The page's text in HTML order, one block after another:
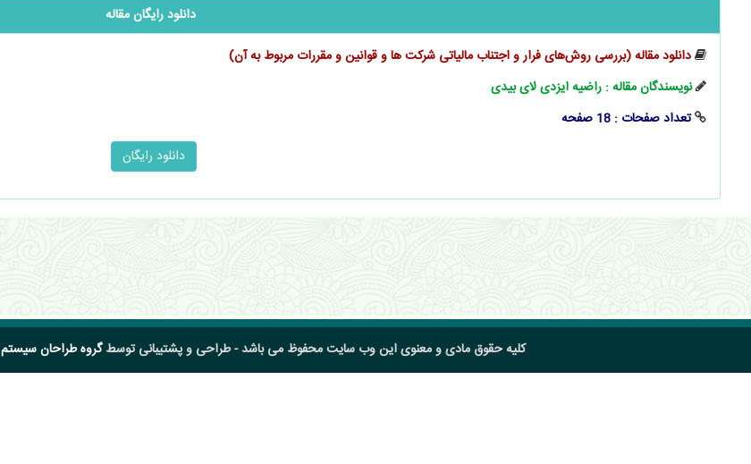
دانلود رایگان مقاله
دانلود مقاله (بررسی روش‌های فرار و اجتناب مالیاتی شرکت‌ ها و قوانین و مقررات مربوط به آن)
نویسندگان مقاله : راضیه ایزدی لای بیدی
تعداد صفحات : 18 صفحه
کلیه حقوق مادی و معنوی این وب سایت محفوظ می باشد - طراحی و پشتیبانی توسطگروه طراحان سیستم